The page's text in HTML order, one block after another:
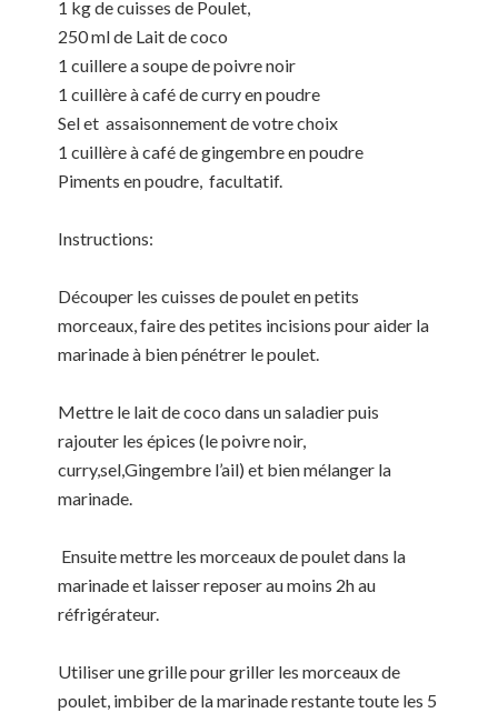
1 kg de cuisses de Poulet,
250 ml de Lait de coco
1 cuillere a soupe de poivre noir
1 cuillère à café de curry en poudre
Sel et assaisonnement de votre choix
1 cuillère à café de gingembre en poudre
Piments en poudre, facultatif.
Instructions:
Découper les cuisses de poulet en petits
morceaux, faire des petites incisions pour aider la
marinade à bien pénétrer le poulet.
Mettre le lait de coco dans un saladier puis
rajouter les épices (le poivre noir,
curry,sel,Gingembre l’ail) et bien mélanger la
marinade.
Ensuite mettre les morceaux de poulet dans la
marinade et laisser reposer au moins 2h au
réfrigérateur.
Utiliser une grille pour griller les morceaux de
poulet, imbiber de la marinade restante toute les 5